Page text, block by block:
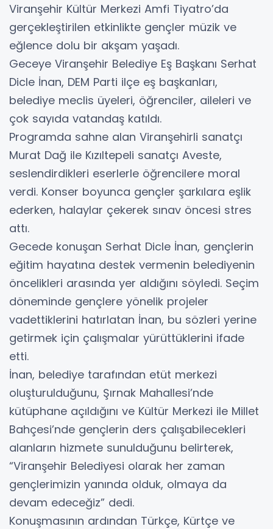
Viranşehir Kültür Merkezi Amfi Tiyatro’da
gerçekleştirilen etkinlikte gençler müzik ve
eğlence dolu bir akşam yaşadı.
Geceye Viranşehir Belediye Eş Başkanı Serhat
Dicle İnan, DEM Parti ilçe eş başkanları,
belediye meclis üyeleri, öğrenciler, aileleri ve
çok sayıda vatandaş katıldı.
Programda sahne alan Viranşehirli sanatçı
Murat Dağ ile Kızıltepeli sanatçı Aveste,
seslendirdikleri eserlerle öğrencilere moral
verdi. Konser boyunca gençler şarkılara eşlik
ederken, halaylar çekerek sınav öncesi stres
attı.
Gecede konuşan Serhat Dicle İnan, gençlerin
eğitim hayatına destek vermenin belediyenin
öncelikleri arasında yer aldığını söyledi. Seçim
döneminde gençlere yönelik projeler
vadettiklerini hatırlatan İnan, bu sözleri yerine
getirmek için çalışmalar yürüttüklerini ifade
etti.
İnan, belediye tarafından etüt merkezi
oluşturulduğunu, Şırnak Mahallesi’nde
kütüphane açıldığını ve Kültür Merkezi ile Millet
Bahçesi’nde gençlerin ders çalışabilecekleri
alanların hizmete sunulduğunu belirterek,
“Viranşehir Belediyesi olarak her zaman
gençlerimizin yanında olduk, olmaya da
devam edeceğiz” dedi.
Konuşmasının ardından Türkçe, Kürtçe ve